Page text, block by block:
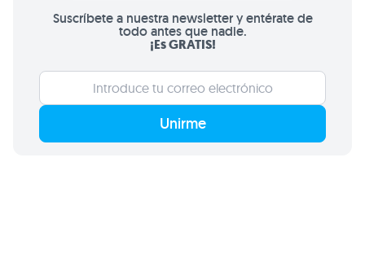
Suscríbete a nuestra newsletter y entérate de
todo antes que nadie.
¡Es GRATIS!
Unirme